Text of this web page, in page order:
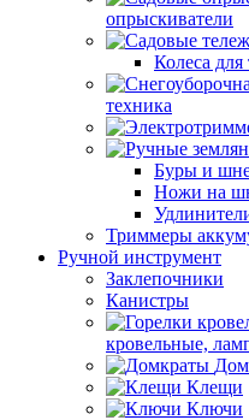
опрыскиватели
Колеса для
техника
Буры и
Ножи на
Триммеры
Ручной инструмент
Заклепочники
Канистры
кровельные,
Клещи
Ключи